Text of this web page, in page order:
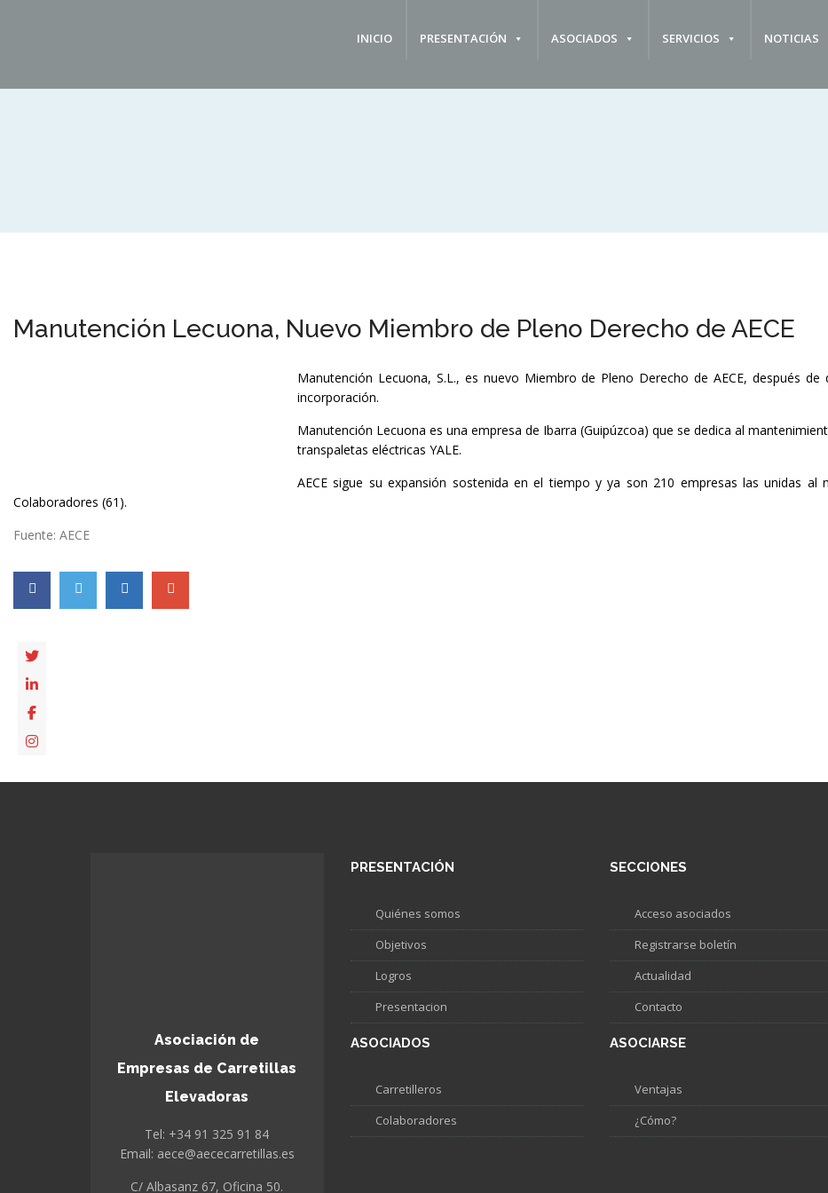
INICIO PRESENTACIÓN ASOCIADOS SERVICIOS NOTICIAS
Manutención Lecuona, Nuevo Miembro de Pleno Derecho de AECE
Manutención Lecuona, S.L., es nuevo Miembro de Pleno Derecho de AECE, después
incorporación.
Manutención Lecuona es una empresa de Ibarra (Guipúzcoa) que se dedica al
transpaletas eléctricas YALE.
AECE sigue su expansión sostenida en el tiempo y ya son 210 empresas las unidas
Colaboradores (61).
Fuente: AECE
Asociación de
Empresas de Carretillas
Elevadoras
Tel: +34 91 325 91 84
Email: aece@aececarretillas.es
C/ Albasanz 67, Oficina 50.
PRESENTACIÓN
Quiénes somos
Objetivos
Logros
Presentacion
ASOCIADOS
Carretilleros
Colaboradores
SECCIONES
Acceso asociados
Registrarse boletín
Actualidad
Contacto
ASOCIARSE
Ventajas
¿Cómo?